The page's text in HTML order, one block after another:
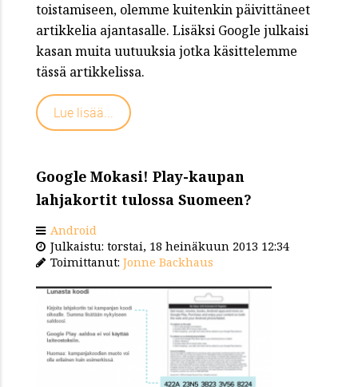
toistamiseen, olemme kuitenkin päivittäneet
artikkelia ajantasalle. Lisäksi Google julkaisi
kasan muita uutuuksia jotka käsittelemme
tässä artikkelissa.
Lue lisää...
Google Mokasi! Play-kaupan
lahjakortit tulossa Suomeen?
Android
Julkaistu: torstai, 18 heinäkuun 2013 12:34
Toimittanut: Jonne Backhaus